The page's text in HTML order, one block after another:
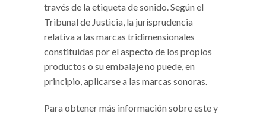
través de la etiqueta de sonido. Según el
Tribunal de Justicia, la jurisprudencia
relativa a las marcas tridimensionales
constituidas por el aspecto de los propios
productos o su embalaje no puede, en
principio, aplicarse a las marcas sonoras.
Para obtener más información sobre este y